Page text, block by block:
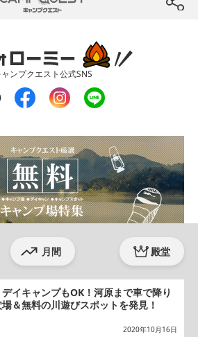
ャンプクエスト公式SNS
fac
ebo
inst
agr
line
月間 殿堂
デイキャンプもOK！河原まで車で降り
＆無料の川遊びスポットを発見！
2020年10月16日